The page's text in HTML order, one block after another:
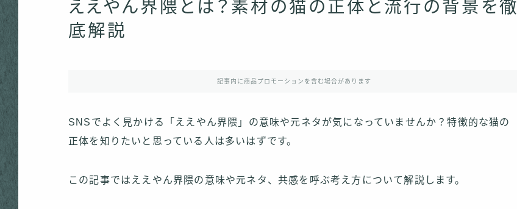
ええやん界隈とは？素材の猫の正体と流行の背景を徹
底解説
記事内に商品プロモーションを含む場合があります
SNSでよく見かける「ええやん界隈」の意味や元ネタが気になっていませんか？特徴的な猫の
正体を知りたいと思っている人は多いはずです。
この記事ではええやん界隈の意味や元ネタ、共感を呼ぶ考え方について解説します。